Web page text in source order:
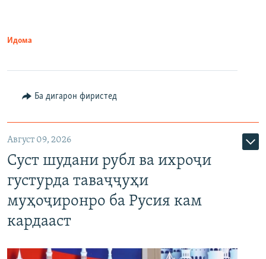
Идома
Ба дигарон фиристед
Август 09, 2026
Суст шудани рубл ва ихроҷи
густурда таваҷҷуҳи
муҳоҷиронро ба Русия кам
кардааст